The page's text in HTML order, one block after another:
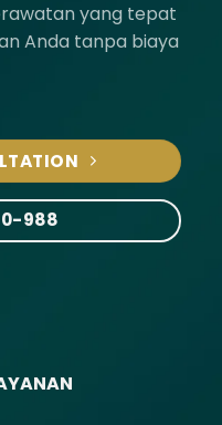
yang tepat
Anda tanpa biaya
988